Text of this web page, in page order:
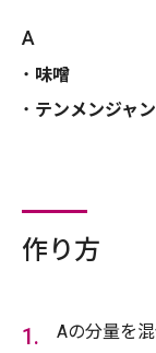
A
味噌
テンメンジャン
作り方
Aの分量を